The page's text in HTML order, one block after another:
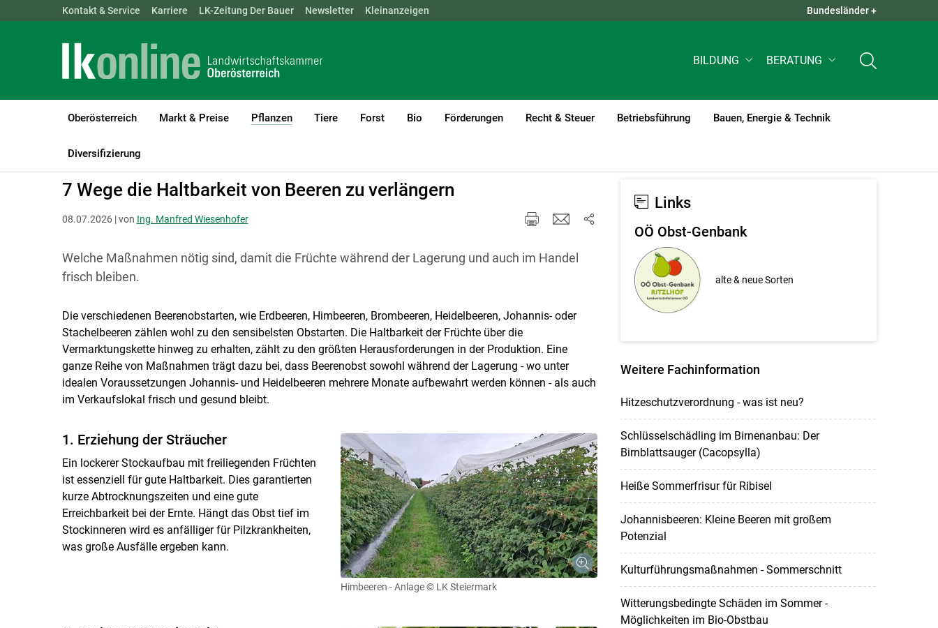
Landwirtschaftskammern: ÖSTERREICH BGLD KTN NÖ OÖ SBG STMK QUICK LINKS +
Kontakt & Service Karriere LK-Zeitung Der Bauer Newsletter Kleinanzeigen Bundesländer +
BILDUNG BERATUNG
Oberösterreich Markt & Preise Pflanzen
(current)1
Tiere Forst Bio Förderungen Recht & Steuer Betriebsführung Bauen, Energie & Technik
Diversifizierung
LK Oberösterreich Pflanzen
7 Wege die Haltbarkeit von Beeren zu verlängern
08.07.2026 | von Ing. Manfred Wiesenhofer
Welche Maßnahmen nötig sind, damit die Früchte während der Lagerung und auch im Handel
frisch bleiben.
Die verschiedenen Beerenobstarten, wie Erdbeeren, Himbeeren, Brombeeren, Heidelbeeren, Johannis- oder
Stachelbeeren zählen wohl zu den sensibelsten Obstarten. Die Haltbarkeit der Früchte über die
Vermarktungskette hinweg zu erhalten, zählt zu den größten Herausforderungen in der Produktion. Eine
ganze Reihe von Maßnahmen trägt dazu bei, dass Beerenobst sowohl während der Lagerung - wo unter
idealen Voraussetzungen Johannis- und Heidelbeeren mehrere Monate aufbewahrt werden können - als auch
im Verkaufslokal frisch und gesund bleibt.
Himbeeren - Anlage © LK Steiermark
1. Erziehung der Sträucher
Ein lockerer Stockaufbau mit freiliegenden Früchten
ist essenziell für gute Haltbarkeit. Dies garantierten
kurze Abtrocknungszeiten und eine gute
Erreichbarkeit bei der Ernte. Hängt das Obst tief im
Stockinneren wird es anfälliger für Pilzkrankheiten,
was große Ausfälle ergeben kann.
Links
OÖ Obst-Genbank
alte & neue Sorten
Weitere Fachinformation
Hitzeschutzverordnung - was ist neu?
Schlüsselschädling im Birnenanbau: Der
Birnblattsauger (Cacopsylla)
Heiße Sommerfrisur für Ribisel
Johannisbeeren: Kleine Beeren mit großem
Potenzial
Kulturführungsmaßnahmen - Sommerschnitt
Witterungsbedingte Schäden im Sommer -
Möglichkeiten im Bio-Obstbau